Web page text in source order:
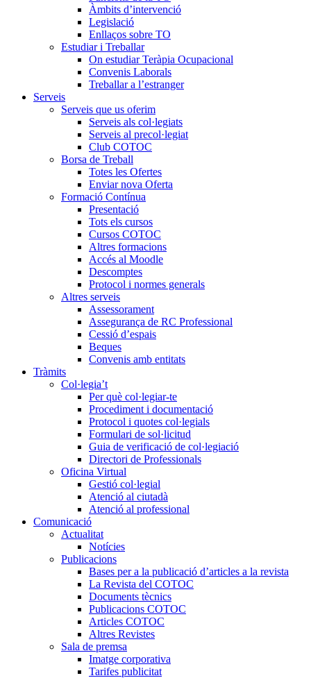
Àmbits d’intervenció
Legislació
Enllaços sobre TO
Estudiar i Treballar
On estudiar Teràpia Ocupacional
Convenis Laborals
Treballar a l’estranger
Serveis
Serveis que us oferim
Serveis als col·legiats
Serveis al precol·legiat
Club COTOC
Borsa de Treball
Totes les Ofertes
Enviar nova Oferta
Formació Contínua
Presentació
Tots els cursos
Cursos COTOC
Altres formacions
Accés al Moodle
Descomptes
Protocol i normes generals
Altres serveis
Assessorament
Assegurança de RC Professional
Cessió d’espais
Beques
Convenis amb entitats
Tràmits
Col·legia’t
Per què col·legiar-te
Procediment i documentació
Protocol i quotes col·legials
Formulari de sol·licitud
Guia de verificació de col·legiació
Directori de Professionals
Oficina Virtual
Gestió col·legial
Atenció al ciutadà
Atenció al professional
Comunicació
Actualitat
Notícies
Publicacions
Bases per a la publicació d’articles a la revista
La Revista del COTOC
Documents tècnics
Publicacions COTOC
Articles COTOC
Altres Revistes
Sala de premsa
Imatge corporativa
Tarifes publicitat